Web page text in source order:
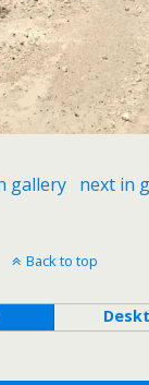
gallery next in
Back to top